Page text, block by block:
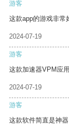
游客
这款app的游戏非常
2024-07-19
游客
这款加速器VPM应
2024-07-19
游客
这款软件简直是神